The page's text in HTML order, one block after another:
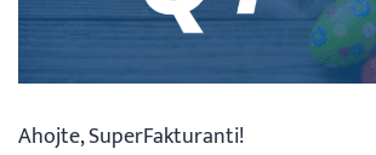
Webináre
Ahojte, SuperFakturanti!